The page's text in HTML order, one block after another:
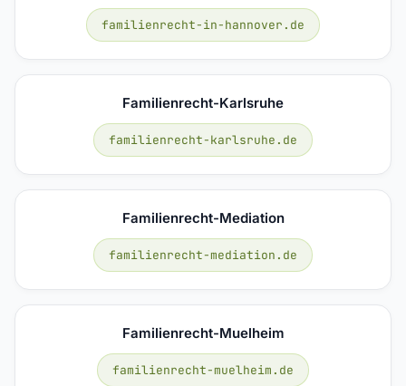
familienrecht-in-hannover.de
Familienrecht-Karlsruhe
familienrecht-karlsruhe.de
Familienrecht-Mediation
familienrecht-mediation.de
Familienrecht-Muelheim
familienrecht-muelheim.de